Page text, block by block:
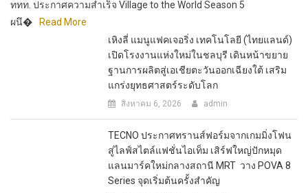
ททท. ประกาศความสำเร็จ Village to the World Season 5
ผนึ�
Read More
เหิงลี่ แมนูแฟคเจอริ่ง เทคโนโลยี (ไทยแลนด์)
เปิดโรงงานแห่งใหม่ในชลบุรี เดินหน้าขยาย
ฐานการผลิตสู่เอเชียตะวันออกเฉียงใต้ เสริม
แกร่งยุทธศาสตร์ระดับโลก
สิงหาคม 6, 2026 admin
TECNO ประกาศทรานส์ฟอร์มจากเกมมิ่งโฟน
สู่ไลฟ์สไตล์แฟชั่นไอเท็ม เสิร์ฟใหญ่ปักหมุด
แลนมาร์คใหม่กลางสถานี MRT วาง POVA 8
Series จุดเริ่มต้นครั้งสำคัญ